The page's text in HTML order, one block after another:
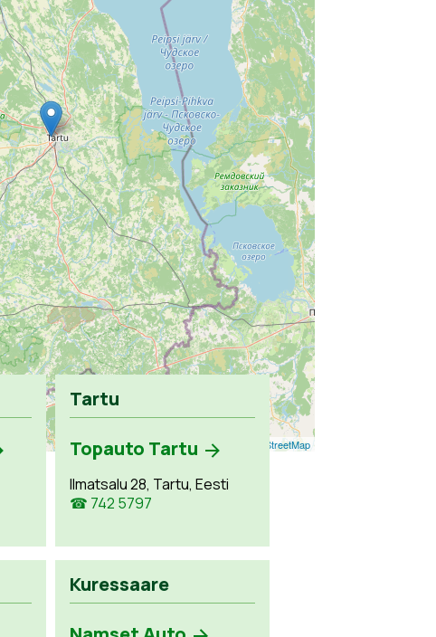
Leaflet OpenStreetMap
Tartu
Topauto Tartu
Ilmatsalu 28, Tartu, Eesti
☎ 742 5797
Kuressaare